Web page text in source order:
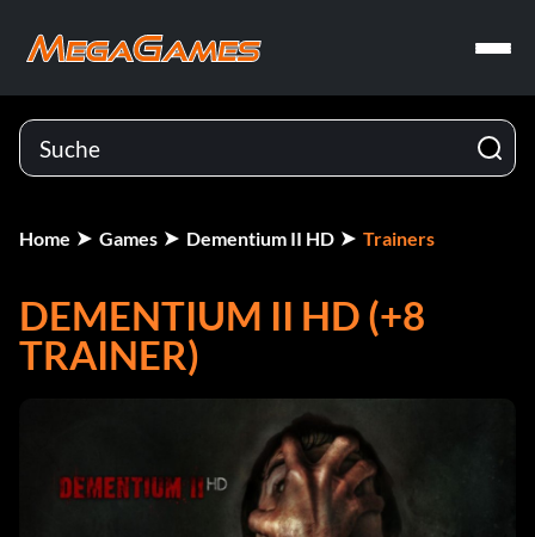
Home Games Dementium II HD Trainers
DEMENTIUM II HD (+8
TRAINER)